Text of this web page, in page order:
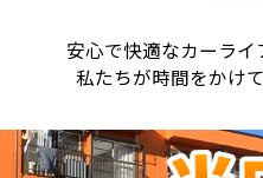
安心で快適なカーライ
私たちが時間をかけ